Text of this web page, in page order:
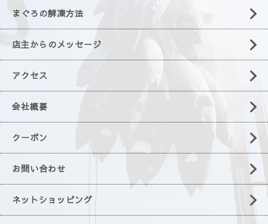
まぐろの解凍方法
店主からのメッセージ
アクセス
会社概要
クーポン
お問い合わせ
ネットショッピング